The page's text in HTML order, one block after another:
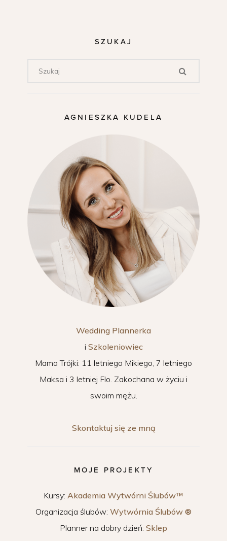
SZUKAJ
AGNIESZKA KUDELA
Wedding Plannerka
i Szkoleniowiec
Mama Trójki: 11 letniego Mikiego, 7 letniego
Maksa i 3 letniej Flo. Zakochana w życiu i
swoim mężu.
Skontaktuj się ze mną
MOJE PROJEKTY
Kursy: Akademia Wytwórni Ślubów™
Organizacja ślubów: Wytwórnia Ślubów ®
Planner na dobry dzień: Sklep